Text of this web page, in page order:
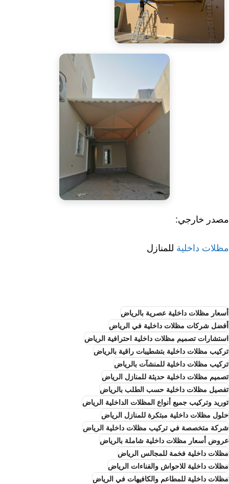
مصدر خارجي:
مظلات داخلية للمنازل
أسعار مظلات داخلية عصرية بالرياض
أفضل شركات مظلات داخلية في الرياض
استشارات تصميم مظلات داخلية احترافية الرياض
تركيب مظلات داخلية بتشطيبات راقية بالرياض
تركيب مظلات داخلية للمنشآت بالرياض
تصميم مظلات داخلية حديثة للمنازل الرياض
تفصيل مظلات داخلية حسب الطلب بالرياض
توريد وتركيب جميع أنواع المظلات الداخلية الرياض
حلول مظلات داخلية مبتكرة للمنازل الرياض
شركة متخصصة في تركيب مظلات داخلية الرياض
عروض أسعار مظلات داخلية شاملة بالرياض
مظلات داخلية فخمة للمجالس الرياض
مظلات داخلية للاحواش والفناءات الرياض
مظلات داخلية للمطاعم والكافيهات في الرياض